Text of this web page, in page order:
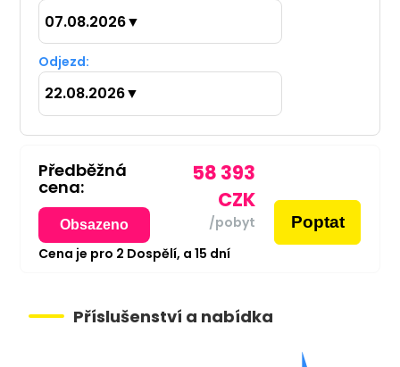
07.08.2026▼
Odjezd:
22.08.2026▼
Předběžná
cena:
Obsazeno
58 393
CZK
/pobyt Poptat
Cena je pro 2 Dospělí, a 15 dní
Příslušenství a nabídka